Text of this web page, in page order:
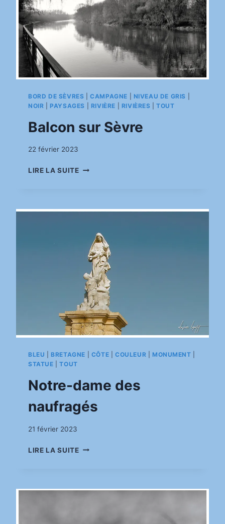
BORD DE SÈVRES |CAMPAGNE NIVEAU DE GRIS
NOIR |PAYSAGES RIVIÈRE RIVIÈRES |TOUT
Balcon sur Sèvre
Par
22 février 2023
LIRE LA SUITEBALCON
BLEU |BRETAGNE CÔTE COULEUR MONUMENT
STATUE |TOUT
Notre-dame des
naufragés
Par
21 février 2023
LIRE LA SUITENOTRE-